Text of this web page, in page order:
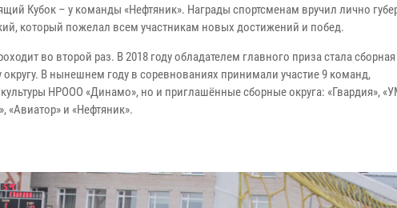
Кубок – у команды «Нефтяник». Награды спортсменам вручил лично
который пожелал всем участникам новых достижений и побед.
во второй раз. В 2018 году обладателем главного приза стала сборная
В нынешнем году в соревнованиях принимали участие 9 команд,
НРООО «Динамо», но и приглашённые сборные округа: «Гвардия»,
«Авиатор» и «Нефтяник».